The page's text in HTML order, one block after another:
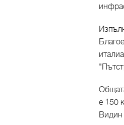
е 150
Видин